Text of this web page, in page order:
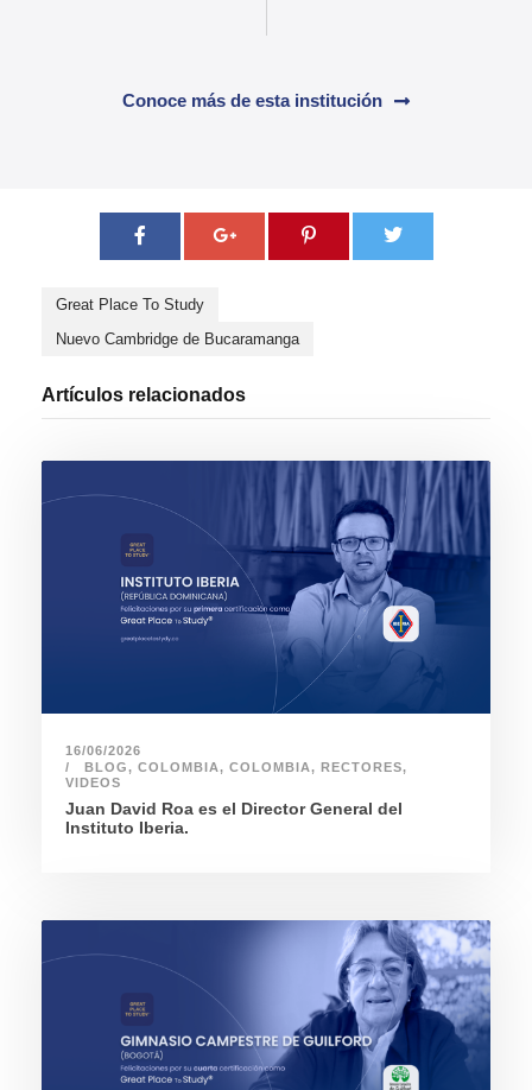
Conoce más de esta institución
Great Place To Study
Nuevo Cambridge de Bucaramanga
Artículos relacionados
16/06/2026
BLOG, COLOMBIA, COLOMBIA, RECTORES,
VIDEOS
Juan David Roa es el Director General del
Instituto Iberia.